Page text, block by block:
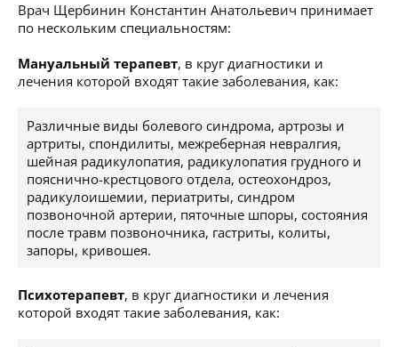
Врач Щербинин Константин Анатольевич принимает
по нескольким специальностям:
Мануальный терапевт, в круг диагностики и
лечения которой входят такие заболевания, как:
Различные виды болевого синдрома, артрозы и
артриты, спондилиты, межреберная невралгия,
шейная радикулопатия, радикулопатия грудного и
пояснично-крестцового отдела, остеохондроз,
радикулоишемии, периатриты, синдром
позвоночной артерии, пяточные шпоры, состояния
после травм позвоночника, гастриты, колиты,
запоры, кривошея.
Психотерапевт, в круг диагностики и лечения
которой входят такие заболевания, как: